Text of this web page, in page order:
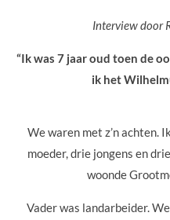
Interview door
“Ik was 7 jaar oud toen de
ik het
We waren met z’n achten.
moeder, drie jongens en
woonde
Vader was landarbeider.